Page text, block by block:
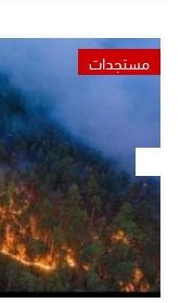
مستجدات